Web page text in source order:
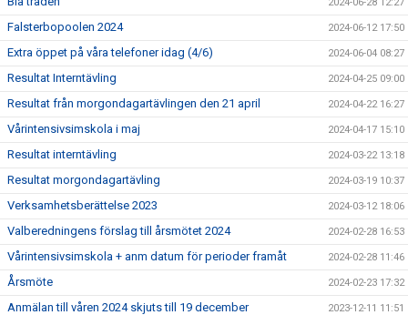
Falsterbopoolen 2024 2024-06-12 17:50
Extra öppet på våra telefoner idag (4/6) 2024-06-04 08:27
Resultat Interntävling 2024-04-25 09:00
Resultat från morgondagartävlingen den 21 april 2024-04-22 16:27
Vårintensivsimskola i maj 2024-04-17 15:10
Resultat interntävling 2024-03-22 13:18
Resultat morgondagartävling 2024-03-19 10:37
Verksamhetsberättelse 2023 2024-03-12 18:06
Valberedningens förslag till årsmötet 2024 2024-02-28 16:53
Vårintensivsimskola + anm datum för perioder framåt 2024-02-28 11:46
Årsmöte 2024-02-23 17:32
Anmälan till våren 2024 skjuts till 19 december 2023-12-11 11:51